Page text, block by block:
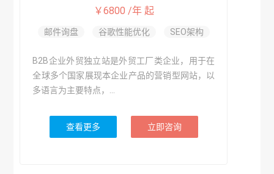
￥6800 /年 起
邮件询盘 谷歌性能优化 SEO架构
B2B企业外贸独立站是外贸工厂类企业，用于在
全球多个国家展现本企业产品的营销型网站，以
多语言为主要特点，...
查看更多 立即咨询